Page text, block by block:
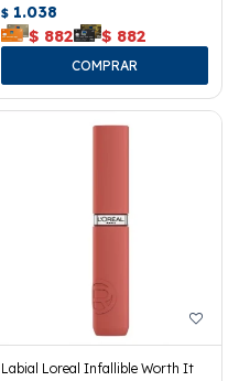
$ 1.038
$ 882 $ 882
Labial Loreal Infallible Worth It